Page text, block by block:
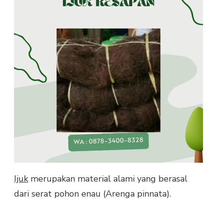
Ijuk merupakan material alami yang berasal
dari serat pohon enau (Arenga pinnata).